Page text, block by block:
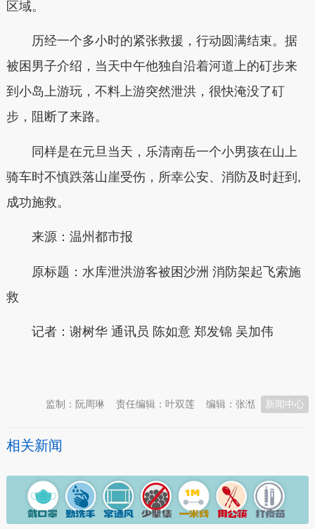
区域。
历经一个多小时的紧张救援，行动圆满结束。据
被困男子介绍，当天中午他独自沿着河道上的矴步来
到小岛上游玩，不料上游突然泄洪，很快淹没了矴
步，阻断了来路。
同样是在元旦当天，乐清南岳一个小男孩在山上
骑车时不慎跌落山崖受伤，所幸公安、消防及时赶到,
成功施救。
来源：温州都市报
原标题： 水库泄洪游客被困沙洲 消防架起飞索施
救
记者：谢树华 通讯员 陈如意 郑发锦 吴加伟
新闻中心
编辑：张湉
责任编辑：叶双莲
监制：阮周琳
相关新闻